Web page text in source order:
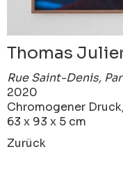
Thomas
Rue Saint-Denis,
2020
Chromogener
63 x 93 x 5 cm
Zurück